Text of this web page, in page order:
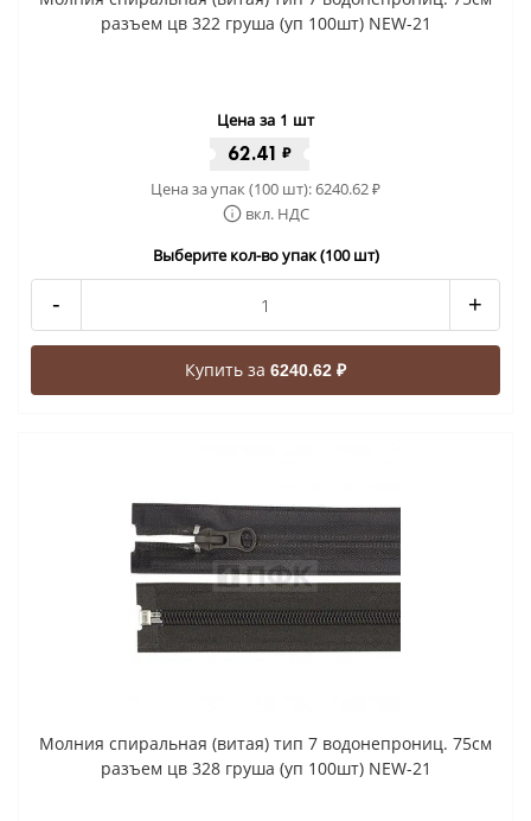
разъем цв 322 груша (уп 100шт) NEW-21
Цена за 1 шт
62.41 ₽
Цена за упак (100 шт):6240.62₽
вкл. НДС
Выберите кол-во упак (100 шт)
- +
Купить за 6240.62 ₽
Молния спиральная (витая) тип 7 водонепрониц. 75см
разъем цв 328 груша (уп 100шт) NEW-21